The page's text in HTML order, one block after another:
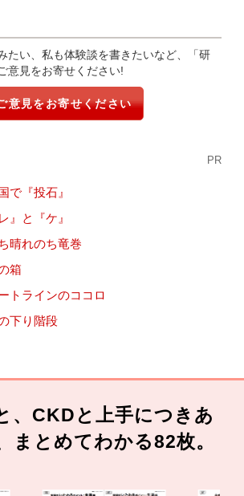
たい、私も体験談を書きたいなど、「研
意見をお寄せください!
意見をお寄せください
PR
で『投石』
』と『ケ』
晴れのち竜巻
箱
トラインのココロ
下り階段
、CKDと上手につきあ
まとめてわかる82枚。